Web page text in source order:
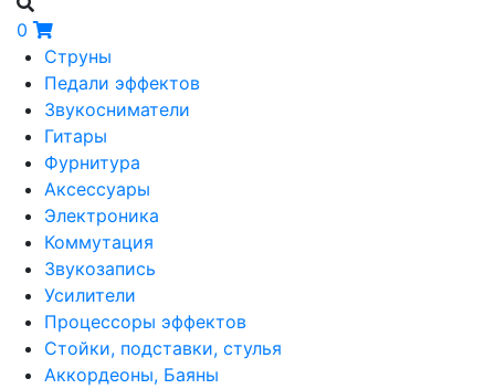
0
Струны
Педали эффектов
Звукосниматели
Гитары
Фурнитура
Аксессуары
Электроника
Коммутация
Звукозапись
Усилители
Процессоры эффектов
Стойки, подставки, стулья
Аккордеоны, Баяны